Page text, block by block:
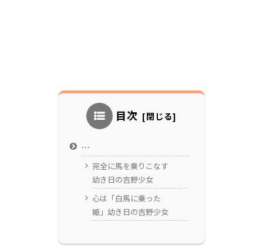
目次
…
完全に馬を乗りこなす
幼き日の吉野少女
心は「白馬に乗った
姫」幼き日の吉野少女